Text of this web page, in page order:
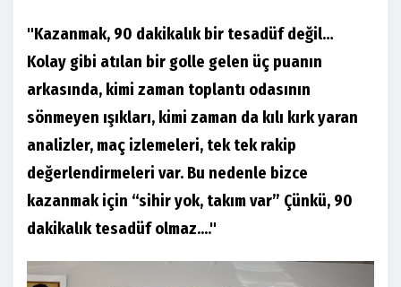
"Kazanmak, 90 dakikalık bir tesadüf değil…
Kolay gibi atılan bir golle gelen üç puanın
arkasında, kimi zaman toplantı odasının
sönmeyen ışıkları, kimi zaman da kılı kırk yaran
analizler, maç izlemeleri, tek tek rakip
değerlendirmeleri var. Bu nedenle bizce
kazanmak için “sihir yok, takım var” Çünkü, 90
dakikalık tesadüf olmaz...."